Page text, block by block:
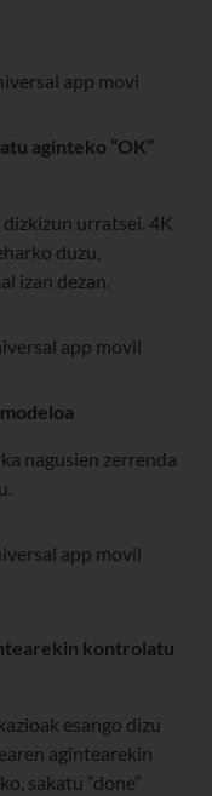
aginteko “OK”
urratsei. 4K
duzu,
izan dezan.
nagusien zerrenda
kontrolatu
esango dizu
agintearekin
sakatu “done”